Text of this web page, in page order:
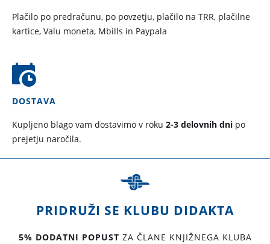
Plačilo po predračunu, po povzetju, plačilo na TRR, plačilne
kartice, Valu moneta, Mbills in Paypala
DOSTAVA
Kupljeno blago vam dostavimo v roku 2-3 delovnih dni po
prejetju naročila.
PRIDRUŽI SE KLUBU DIDAKTA
5% DODATNI POPUST ZA ČLANE KNJIŽNEGA KLUBA